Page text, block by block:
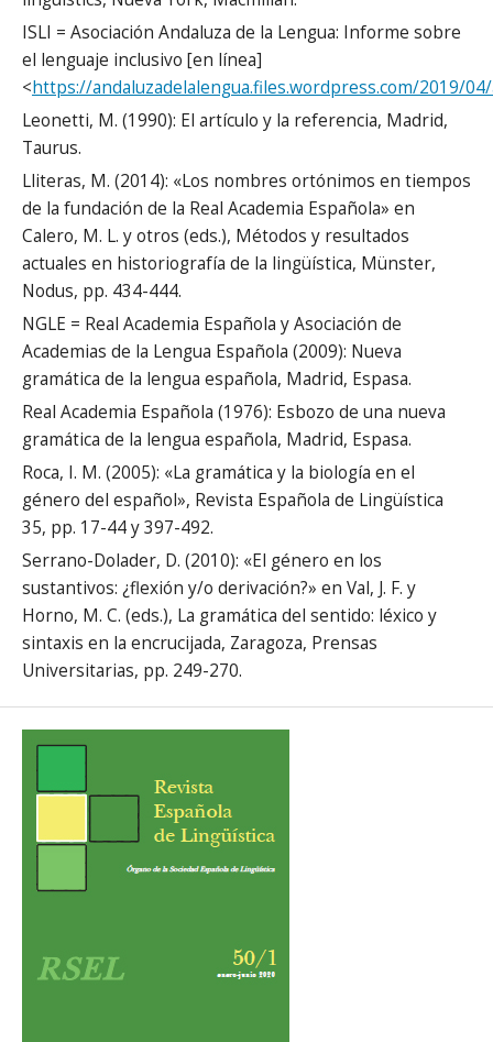
ISLI = Asociación Andaluza de la Lengua: Informe sobre
el lenguaje inclusivo [en línea]
<https://andaluzadelalengua.files.wordpress.com/2019/
Leonetti, M. (1990): El artículo y la referencia, Madrid,
Taurus.
Lliteras, M. (2014): «Los nombres ortónimos en tiempos
de la fundación de la Real Academia Española» en
Calero, M. L. y otros (eds.), Métodos y resultados
actuales en historiografía de la lingüística, Münster,
Nodus, pp. 434-444.
NGLE = Real Academia Española y Asociación de
Academias de la Lengua Española (2009): Nueva
gramática de la lengua española, Madrid, Espasa.
Real Academia Española (1976): Esbozo de una nueva
gramática de la lengua española, Madrid, Espasa.
Roca, I. M. (2005): «La gramática y la biología en el
género del español», Revista Española de Lingüística
35, pp. 17-44 y 397-492.
Serrano-Dolader, D. (2010): «El género en los
sustantivos: ¿flexión y/o derivación?» en Val, J. F. y
Horno, M. C. (eds.), La gramática del sentido: léxico y
sintaxis en la encrucijada, Zaragoza, Prensas
Universitarias, pp. 249-270.